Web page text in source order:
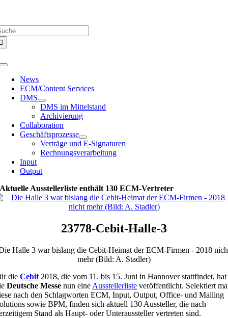
springen
Toggle
Navigation
News
ECM/Content Services
DMS
DMS im Mittelstand
Archivierung
Collaboration
Geschäftsprozesse
Verträge und E-Signaturen
Rechnungsverarbeitung
Input
Output
Aktuelle Ausstellerliste enthält 130 ECM-Vertreter
23778-Cebit-Halle-3
Halle 3 war bislang die Cebit-Heimat der ECM-Firmen - 2018
mehr (Bild: A. Stadler)
dieCebit 2018, die vom 11. bis 15. Juni in Hannover stattfindet, hat
Deutsche Messe nun eine Ausstellerliste veröffentlicht. Selektiert
nach den Schlagworten ECM, Input, Output, Office- und Mailing
sowie BPM, finden sich aktuell 130 Aussteller, die nach
Stand als Haupt- oder Unteraussteller vertreten sind.